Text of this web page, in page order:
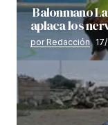
Balonmano
aplaca los
por Redacción